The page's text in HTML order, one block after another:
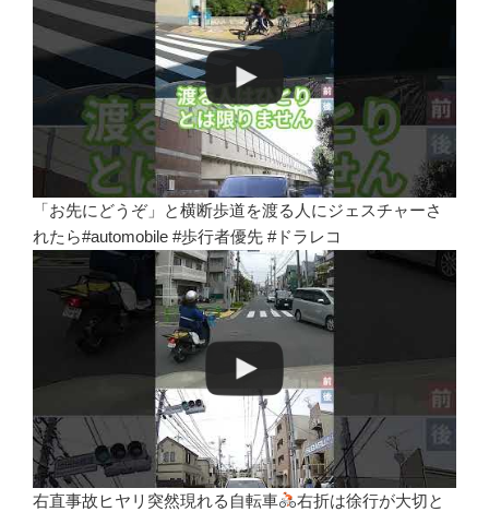
「お先にどうぞ」と横断歩道を渡る人にジェスチャーさ
れたら#automobile #歩行者優先 #ドラレコ
右直事故ヒヤリ突然現れる自転車
右折は徐行が大切と